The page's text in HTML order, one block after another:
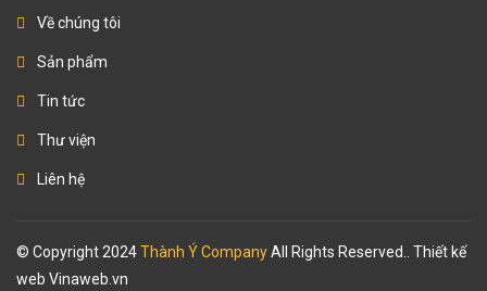
Về chúng tôi
Sản phẩm
Tin tức
Thư viện
Liên hệ
© Copyright 2024Thành Ý CompanyAll Rights Reserved.. Thiết kế
web Vinaweb.vn